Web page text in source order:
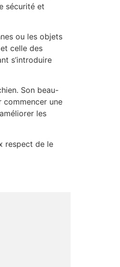
sécurité et
ou les objets
celle des
s’introduire
Son beau-
commencer une
les
respect de le